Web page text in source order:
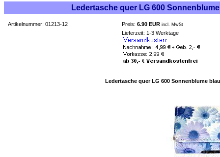
Ledertasche quer LG 600
Artikelnummer: 01213-12 Preis: 6.90 EUR incl. MwSt
Lieferzeit: 1-3 Werktage
Ledertasche quer LG 600 Sonnenblume